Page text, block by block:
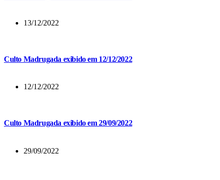
13/12/2022
Culto Madrugada exibido em 12/12/2022
12/12/2022
Culto Madrugada exibido em 29/09/2022
29/09/2022